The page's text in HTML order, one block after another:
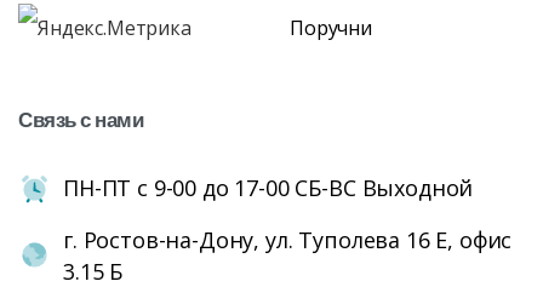
Поручни
Связьснами
ПН-ПТ с 9-00 до 17-00 СБ-ВС Выходной
г. Ростов-на-Дону, ул. Туполева 16 Е, офис
3.15 Б